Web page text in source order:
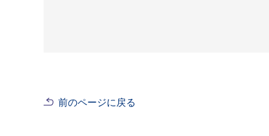
前のページに戻る